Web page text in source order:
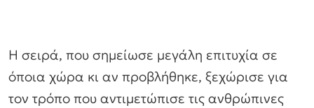
Η σειρά, που σημείωσε μεγάλη επιτυχία σε
όποια χώρα κι αν προβλήθηκε, ξεχώρισε για
τον τρόπο που αντιμετώπισε τις ανθρώπινες